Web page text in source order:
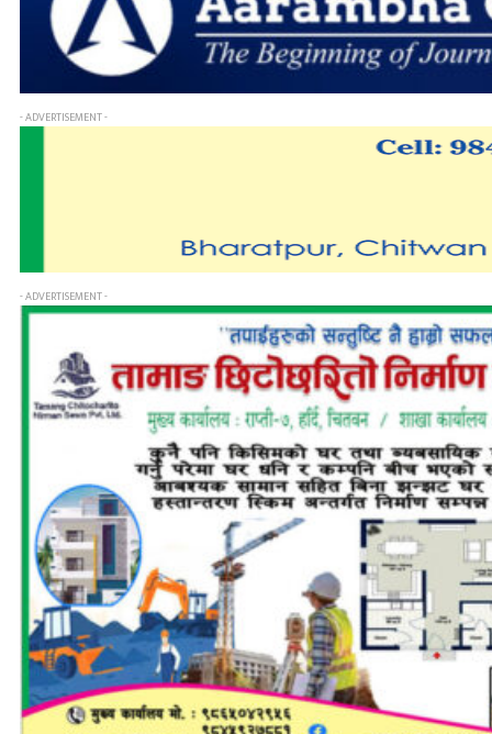
- ADVERTISEMENT -
- ADVERTISEMENT -